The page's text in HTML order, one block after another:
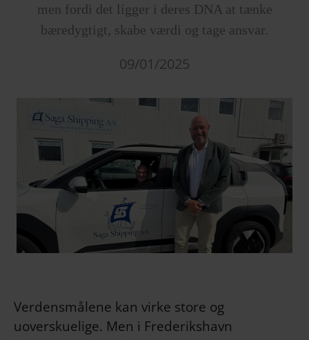
men fordi det ligger i deres DNA at tænke
bæredygtigt, skabe værdi og tage ansvar.
09/01/2025
Verdensmålene kan virke store og
uoverskuelige. Men i Frederikshavn